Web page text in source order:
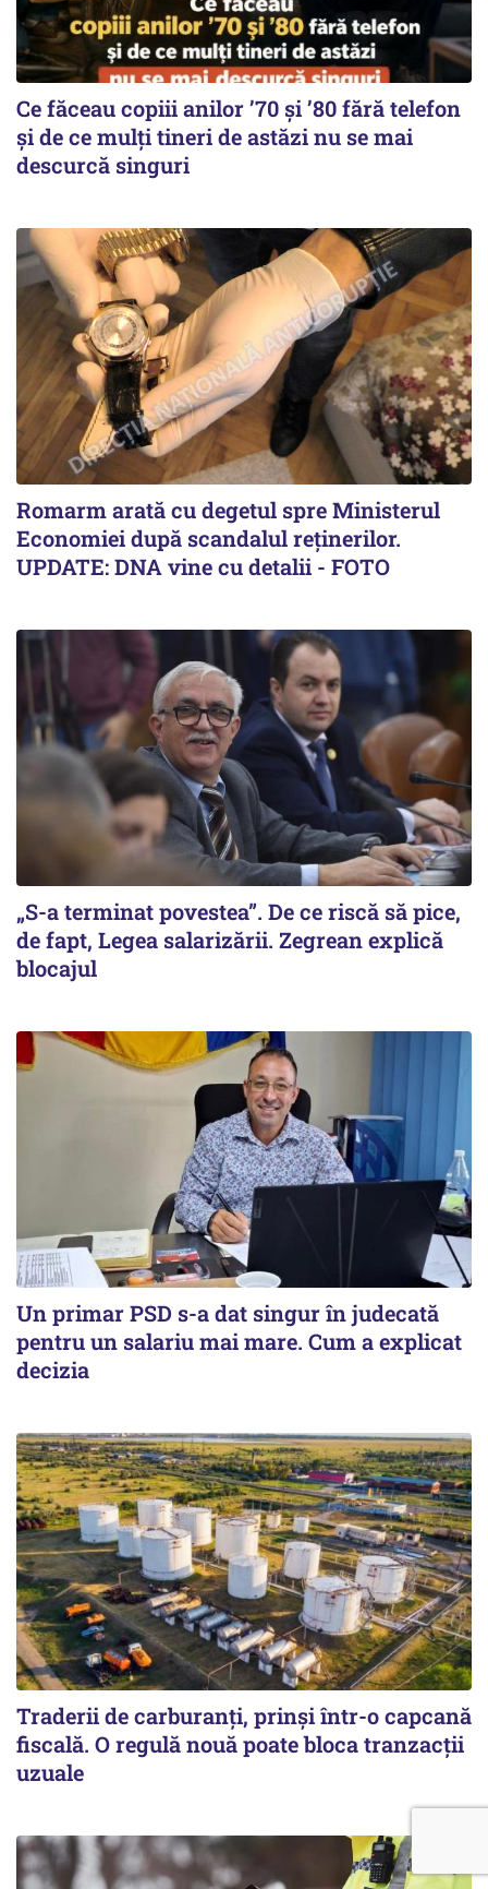
Ce făceau copiii anilor ’70 și ’80 fără telefon
și de ce mulți tineri de astăzi nu se mai
descurcă singuri
Romarm arată cu degetul spre Ministerul
Economiei după scandalul reținerilor.
UPDATE: DNA vine cu detalii - FOTO
„S-a terminat povestea”. De ce riscă să pice,
de fapt, Legea salarizării. Zegrean explică
blocajul
Un primar PSD s-a dat singur în judecată
pentru un salariu mai mare. Cum a explicat
decizia
Traderii de carburanți, prinși într-o capcană
fiscală. O regulă nouă poate bloca tranzacții
uzuale